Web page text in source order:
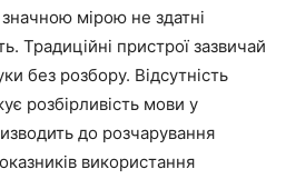
значною мірою не здатні
Традиційні пристрої зазвичай
без розбору. Відсутність
розбірливість мови у
до розчарування
використання